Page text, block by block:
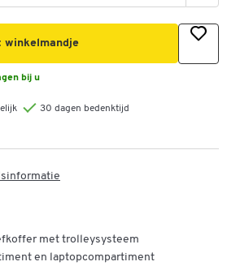
winkelmandje
bij u
30 dagen bedenktijd
met trolleysysteem
en laptopcompartiment